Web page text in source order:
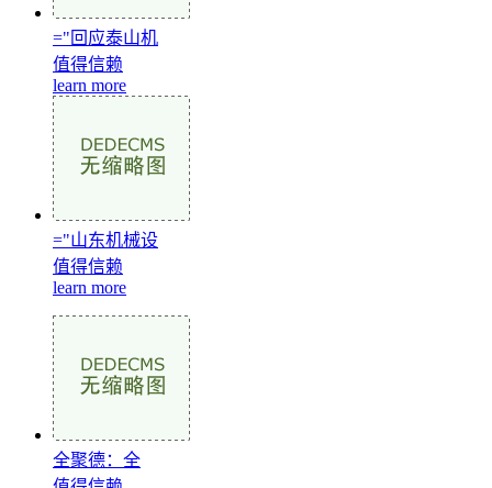
="回应泰山机
值得信赖
learn more
="山东机械设
值得信赖
learn more
全聚德：全